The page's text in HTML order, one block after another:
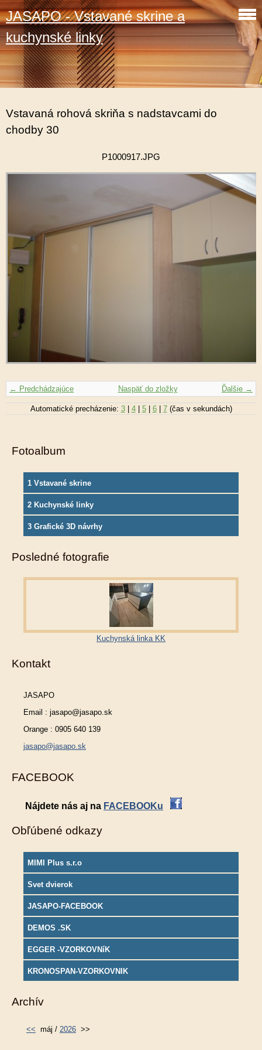
JASAPO - Vstavané skrine a
kuchynské linky
Vstavaná rohová skriňa s nadstavcami do
chodby 30
P1000917.JPG
← Predchádzajúce Ďalšie →
Naspäť do zložky
Automatické precházenie: 3| 4| 5| 6| 7(čas v sekundách)
Fotoalbum
1 Vstavané skrine
2 Kuchynské linky
3 Grafické 3D návrhy
Posledné fotografie
Kuchynská linka KK
Kontakt
JASAPO
Email : jasapo@jasapo.sk
Orange : 0905 640 139
jasapo@jasapo.sk
FACEBOOK
Nájdete nás aj na FACEBOOKu
Obľúbené odkazy
MIMI Plus s.r.o
Svet dvierok
JASAPO-FACEBOOK
DEMOS .SK
EGGER -VZORKOVNíK
KRONOSPAN-VZORKOVNIK
Archív
<< máj / 2026 >>